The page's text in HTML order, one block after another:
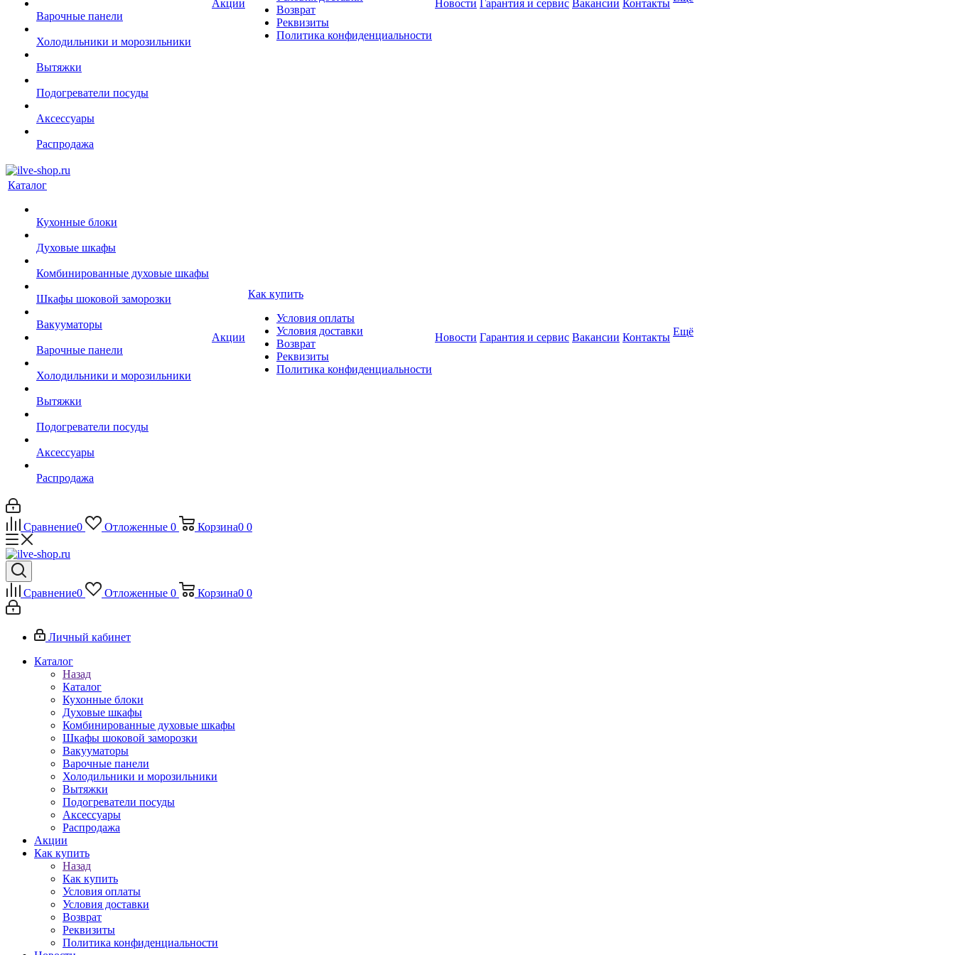
Варочные панели
Холодильники и морозильники
Вытяжки
Подогреватели посуды
Аксессуары
Распродажа
Акции
Возврат
Реквизиты
Политика конфиденциальности
Новости Гарантия и сервис Вакансии Контакты
Каталог
Кухонные блоки
Духовые шкафы
Комбинированные духовые шкафы
Шкафы шоковой заморозки
Вакууматоры
Варочные панели
Холодильники и морозильники
Вытяжки
Подогреватели посуды
Аксессуары
Распродажа
Акции
Как купить
Условия оплаты
Условия доставки
Возврат
Реквизиты
Политика конфиденциальности
Новости Гарантия и сервис Вакансии Контакты Ещё
Сравнение0 Отложенные 0 Корзина0 0
Сравнение0 Отложенные 0 Корзина0 0
Личный кабинет
Каталог
Назад
Каталог
Кухонные блоки
Духовые шкафы
Комбинированные духовые шкафы
Шкафы шоковой заморозки
Вакууматоры
Варочные панели
Холодильники и морозильники
Вытяжки
Подогреватели посуды
Аксессуары
Распродажа
Акции
Как купить
Назад
Как купить
Условия оплаты
Условия доставки
Возврат
Реквизиты
Политика конфиденциальности